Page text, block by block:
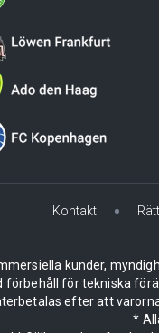
Kontakt
kunder,
förbehåll för tekniska
efter att
*